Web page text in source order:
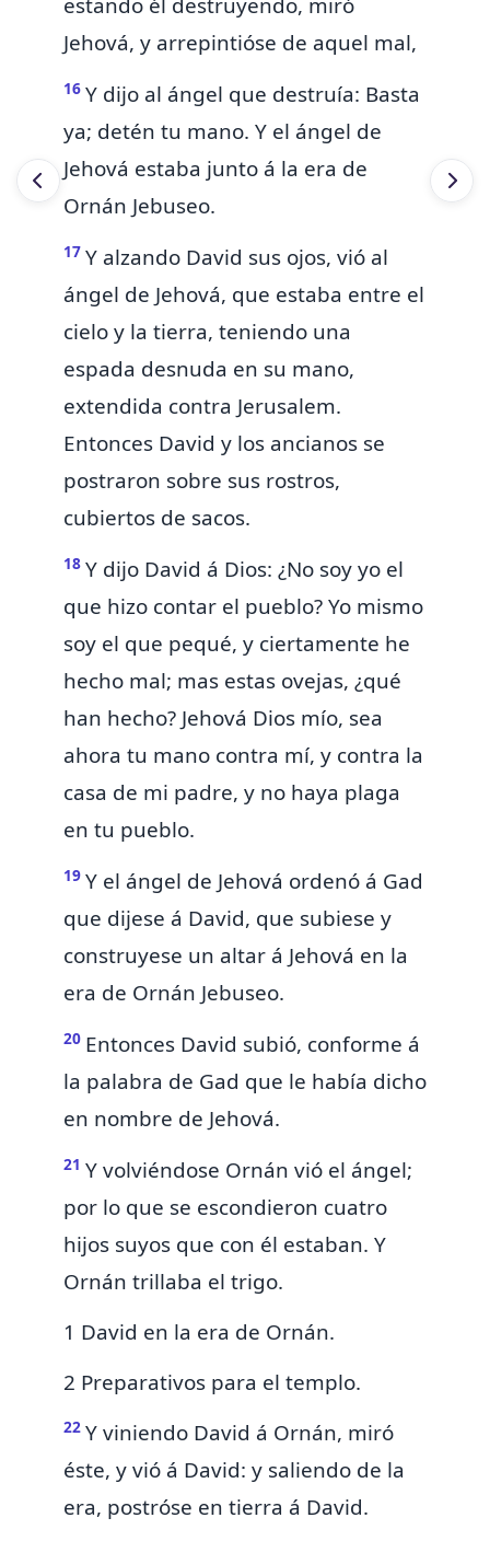
estando él destruyendo, miró
Jehová, y arrepintióse de aquel mal,
16 Y dijo al ángel que destruía: Basta
ya; detén tu mano. Y el ángel de
Jehová estaba junto á la era de
Ornán Jebuseo.
17 Y alzando David sus ojos, vió al
ángel de Jehová, que estaba entre el
cielo y la tierra, teniendo una
espada desnuda en su mano,
extendida contra Jerusalem.
Entonces David y los ancianos se
postraron sobre sus rostros,
cubiertos de sacos.
18 Y dijo David á Dios: ¿No soy yo el
que hizo contar el pueblo? Yo mismo
soy el que pequé, y ciertamente he
hecho mal; mas estas ovejas, ¿qué
han hecho? Jehová Dios mío, sea
ahora tu mano contra mí, y contra la
casa de mi padre, y no haya plaga
en tu pueblo.
19 Y el ángel de Jehová ordenó á Gad
que dijese á David, que subiese y
construyese un altar á Jehová en la
era de Ornán Jebuseo.
20 Entonces David subió, conforme á
la palabra de Gad que le había dicho
en nombre de Jehová.
21 Y volviéndose Ornán vió el ángel;
por lo que se escondieron cuatro
hijos suyos que con él estaban. Y
Ornán trillaba el trigo.
1 David en la era de Ornán.
2 Preparativos para el templo.
22 Y viniendo David á Ornán, miró
éste, y vió á David: y saliendo de la
era, postróse en tierra á David.